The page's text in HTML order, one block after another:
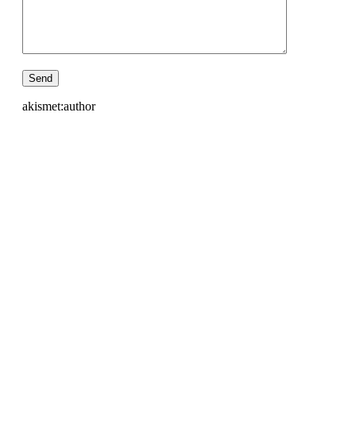
akismet:author